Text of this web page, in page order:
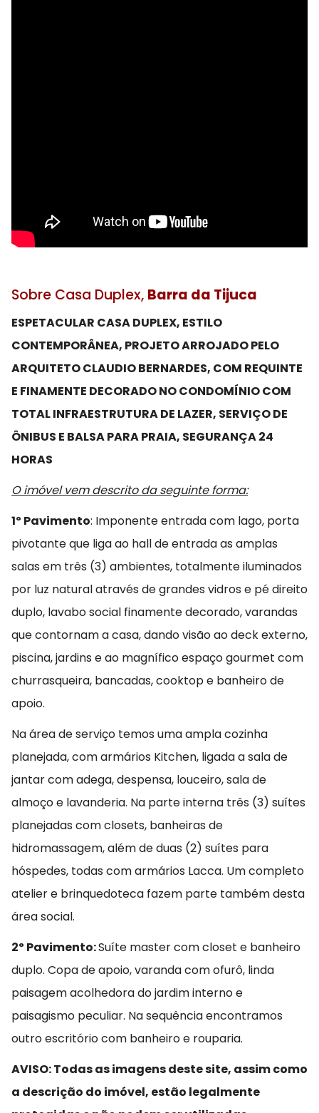
Sobre Casa Duplex, Barra da Tijuca
ESPETACULAR CASA DUPLEX, ESTILO
CONTEMPORÂNEA, PROJETO ARROJADO PELO
ARQUITETO CLAUDIO BERNARDES, COM REQUINTE
E FINAMENTE DECORADO NO CONDOMÍNIO COM
TOTAL INFRAESTRUTURA DE LAZER, SERVIÇO DE
ÔNIBUS E BALSA PARA PRAIA, SEGURANÇA 24
HORAS
O imóvel vem descrito da seguinte forma:
1º Pavimento: Imponente entrada com lago, porta
pivotante que liga ao hall de entrada as amplas
salas em três (3) ambientes, totalmente iluminados
por luz natural através de grandes vidros e pé direito
duplo, lavabo social finamente decorado, varandas
que contornam a casa, dando visão ao deck externo,
piscina, jardins e ao magnífico espaço gourmet com
churrasqueira, bancadas, cooktop e banheiro de
apoio.
Na área de serviço temos uma ampla cozinha
planejada, com armários Kitchen, ligada a sala de
jantar com adega, despensa, louceiro, sala de
almoço e lavanderia. Na parte interna três (3) suítes
planejadas com closets, banheiras de
hidromassagem, além de duas (2) suítes para
hóspedes, todas com armários Lacca. Um completo
atelier e brinquedoteca fazem parte também desta
área social.
2º Pavimento:Suíte master com closet e banheiro
duplo. Copa de apoio, varanda com ofurô, linda
paisagem acolhedora do jardim interno e
paisagismo peculiar. Na sequência encontramos
outro escritório com banheiro e rouparia.
AVISO: Todas as imagens deste site, assim como
a descrição do imóvel, estão legalmente